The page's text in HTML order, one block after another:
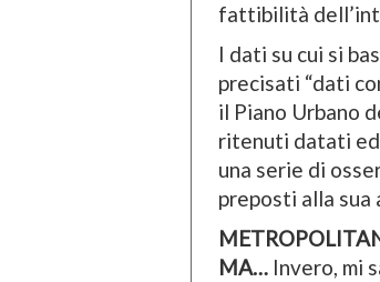
fattibilità
I dati su cui si
precisati “dati
il Piano Urbano
ritenuti datati
una serie di
preposti alla sua
MA… Invero, mi